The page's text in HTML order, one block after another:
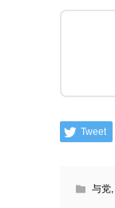
Tweet
与党,